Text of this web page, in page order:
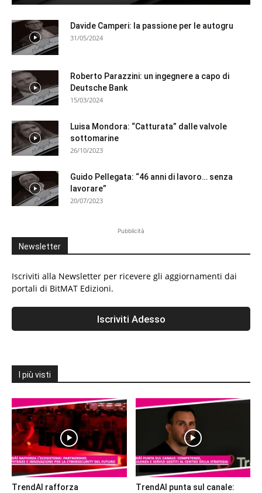
Davide Camperi: la passione per le autogru
31/05/2024
Roberto Parazzini: un ingegnere a capo di
Deutsche Bank
15/03/2024
Luisa Mondora: “Catturata” dalle valvole
sottomarine
26/10/2023
Guido Pellegata: “46 anni di lavoro… senza
lavorare”
20/07/2023
Pubblicità
Newsletter
Iscriviti alla Newsletter per ricevere gli aggiornamenti dai
portali di BitMAT Edizioni.
I più visti
TrendAI rafforza
TrendAI punta sul canale: